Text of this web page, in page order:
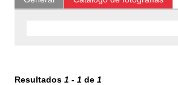
Resultados 1 - 1 de 1